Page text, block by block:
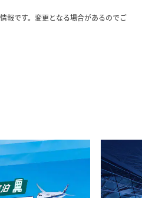
報です。変更となる場合があるのでご